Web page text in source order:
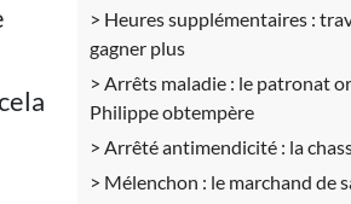
Heures supplémentaires :
gagner plus
Arrêts maladie : le patronat
Philippe obtempère
Arrêté antimendicité : la
Mélenchon : le marchand de